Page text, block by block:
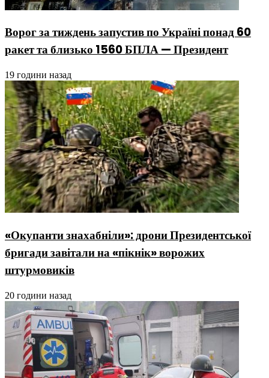
Ворог за тиждень запустив по Україні понад 60
ракет та близько 1560 БПЛА — Президент
19 години назад
«Окупанти знахабніли»: дрони Президентської
бригади завітали на «пікнік» ворожих
штурмовиків
20 години назад